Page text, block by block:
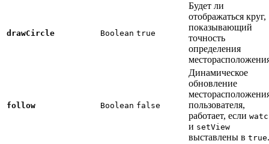
drawCircle Boolean true
Будет ли
отображаться круг,
показывающий
точность
определения
follow Boolean false
Динамическое
обновление
пользователя,
работает, если
и setView
выставлены в true.